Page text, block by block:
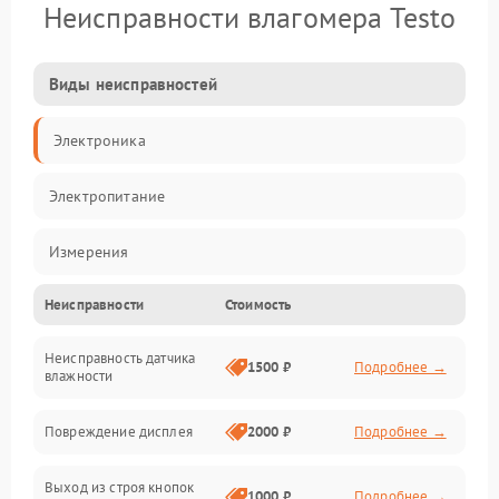
Неисправности влагомера Testo
Виды неисправностей
Электроника
Электропитание
Измерения
Механические повреждения
Интерфейсы
Неисправности Стоимость
Неисправность датчика
влажности
1500 ₽ Подробнее →
Повреждение дисплея 2000 ₽ Подробнее →
Выход из строя кнопок